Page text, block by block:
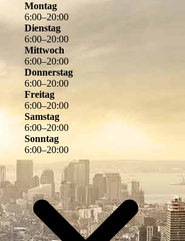
Montag
6:00–20:00
Dienstag
6:00–20:00
Mittwoch
6:00–20:00
Donnerstag
6:00–20:00
Freitag
6:00–20:00
Samstag
6:00–20:00
Sonntag
6:00–20:00